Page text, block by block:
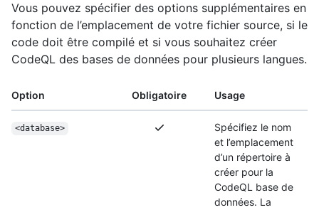
Vous pouvez spécifier des options supplémentaires en
fonction de l’emplacement de votre fichier source, si le
code doit être compilé et si vous souhaitez créer
CodeQL des bases de données pour plusieurs langues.
Option Obligatoire Usage
<database>
Spécifiez le nom
et l’emplacement
d’un répertoire à
créer pour la
CodeQL base de
données. La